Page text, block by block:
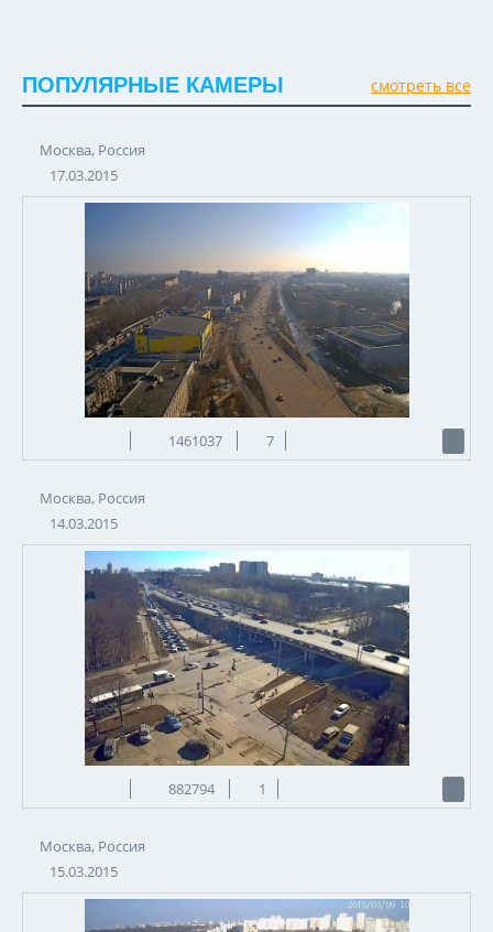
ПОПУЛЯРНЫЕ КАМЕРЫ смотреть все
Москва, Россия
17.03.2015
1461037 7
Москва, Россия
14.03.2015
882794 1
Москва, Россия
15.03.2015